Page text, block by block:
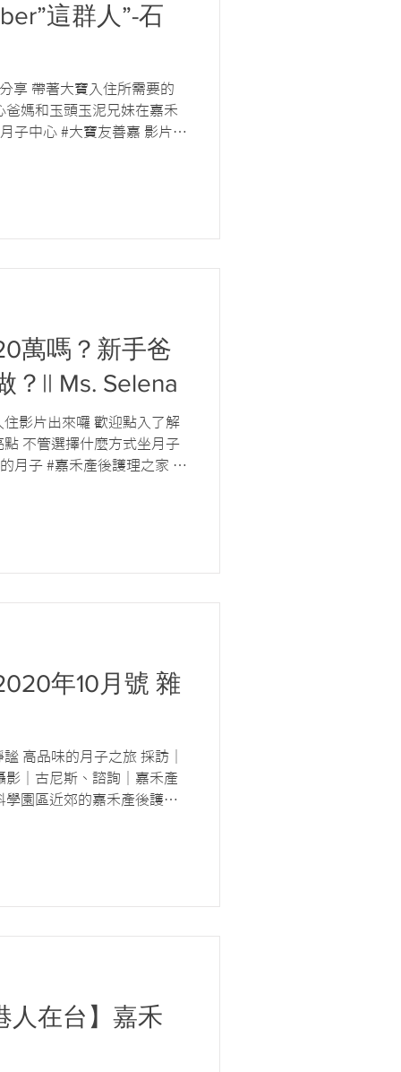
這群人”-石
享 帶著大寶入住所需要的
媽和玉頭玉泥兄妹在嘉禾
子中心 #大寶友善嘉 影片連
萬嗎？新手爸
？|| Ms. Selena
影片出來囉 歡迎點入了解
不管選擇什麼方式坐月子
月子 #嘉禾產後護理之家 #
年10月號 雜
訪｜
影｜古尼斯、諮詢｜嘉禾產
園區近郊的嘉禾產後護理
人在台】嘉禾